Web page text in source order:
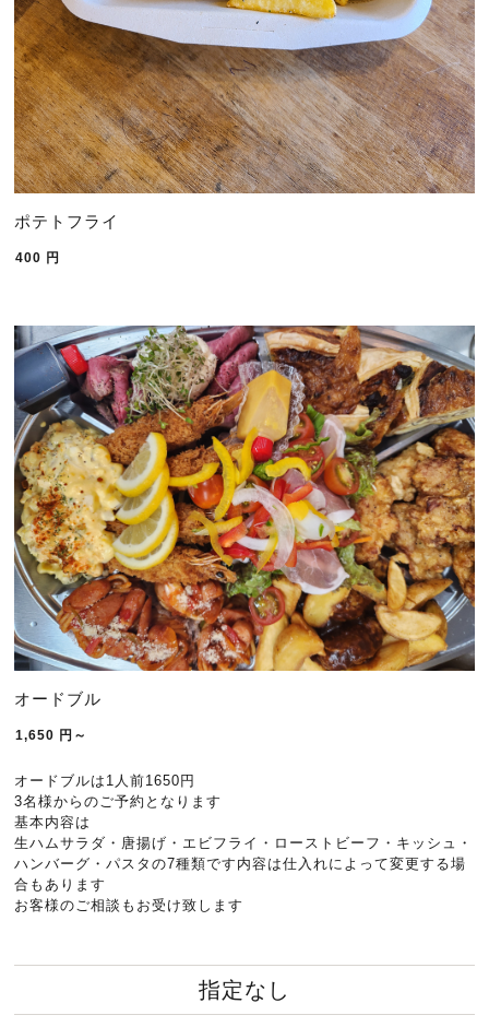
ポテトフライ
400 円
オードブル
1,650 円～
オードブルは1人前1650円
3名様からのご予約となります
基本内容は
生ハムサラダ・唐揚げ・エビフライ・ローストビーフ・キッシュ・
ハンバーグ・パスタの7種類です内容は仕入れによって変更する場
合もあります
お客様のご相談もお受け致します
指定なし